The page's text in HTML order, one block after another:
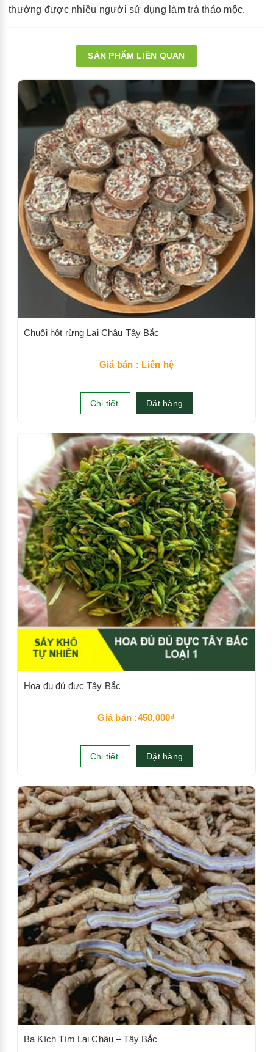
thường được nhiều người sử dụng làm trà thảo mộc.
SẢN PHẨM LIÊN QUAN
Chuối hột rừng Lai Châu Tây Bắc
Giá bán : Liên hệ
Chi tiết Đặt hàng
Hoa đu đủ đực Tây Bắc
Giá bán :450,000₫
Chi tiết Đặt hàng
Ba Kích Tím Lai Châu – Tây Bắc